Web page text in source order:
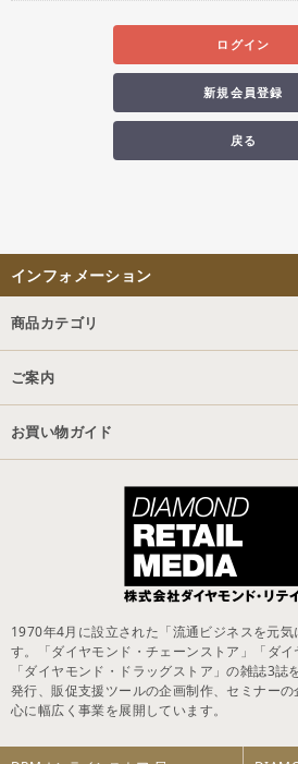
ログイン
新規会員登録
戻る
インフォメーション
商品カテゴリ
ご案内
お買い物ガイド
1970年4月に設立された「流通ビジネスを元
す。「ダイヤモンド・チェーンストア」「ダイ
「ダイヤモンド・ドラッグストア」の雑誌3誌
発行、販促支援ツールの企画制作、セミナー
心に幅広く事業を展開しています。